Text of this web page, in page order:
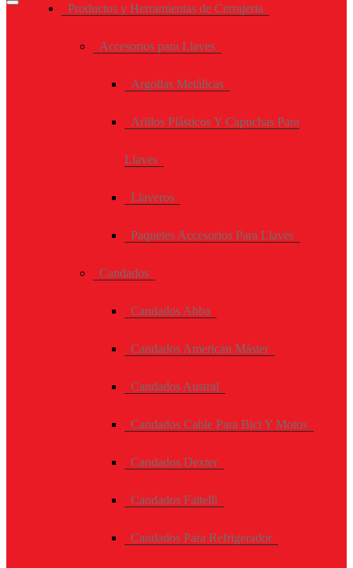
Productos y Herramientas de Cerrajeria
Accesorios para Llaves
Argollas Metálicas
Arillos Plásticos Y Capuchas Para
Llaves
Llaveros
Paquetes Accesorios Para Llaves
Candados
Candados Abba
Candados American Máster
Candados Austral
Candados Cable Para Bici Y Motos
Candados Dexter
Candados Faitelli
Candados Para Refrigerador